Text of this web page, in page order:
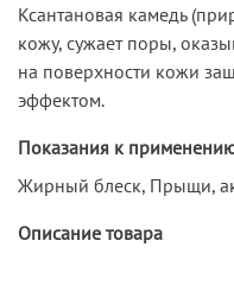
Ксантановая камедь
кожу, сужает поры,
на поверхности кожи
эффектом.
Показания к
Жирный блеск, Прыщи,
Описание товара